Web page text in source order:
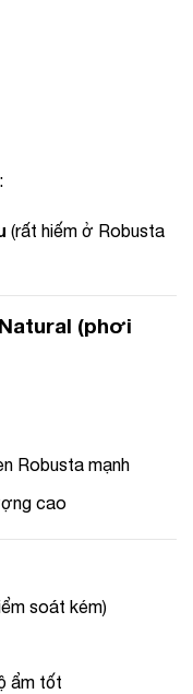
(rất hiếm ở Robusta
(phơi
Robusta mạnh
cao
soát kém)
ẩm tốt